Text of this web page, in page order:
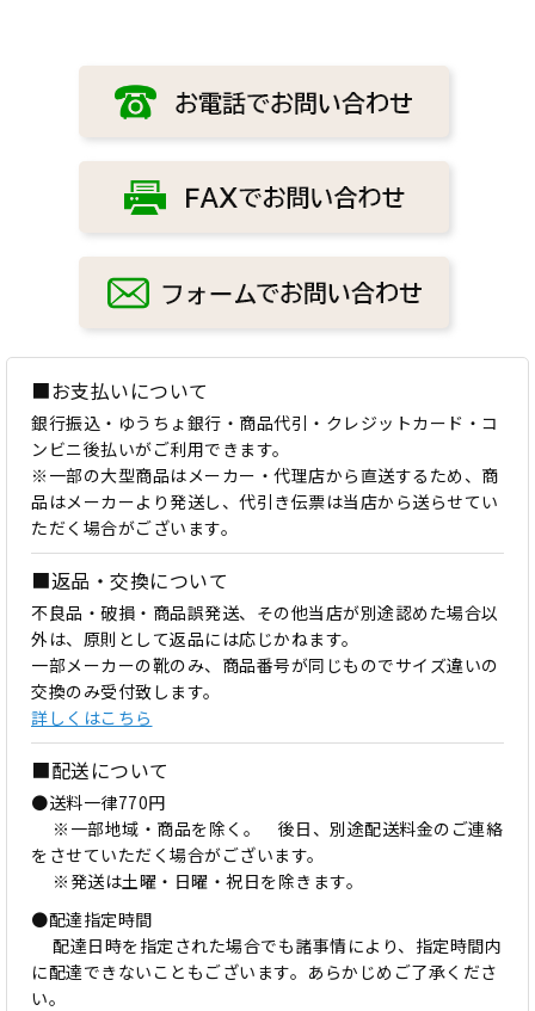
■お支払いについて
銀行振込・ゆうちょ銀行・商品代引・クレジットカード・コ
ンビニ後払いがご利用できます。
※一部の大型商品はメーカー・代理店から直送するため、商
品はメーカーより発送し、代引き伝票は当店から送らせてい
ただく場合がございます。
■返品・交換について
不良品・破損・商品誤発送、その他当店が別途認めた場合以
外は、原則として返品には応じかねます。
一部メーカーの靴のみ、商品番号が同じものでサイズ違いの
交換のみ受付致します。
詳しくはこちら
■配送について
●送料一律770円
※一部地域・商品を除く。 後日、別途配送料金のご連絡
をさせていただく場合がございます。
※発送は土曜・日曜・祝日を除きます。
●配達指定時間
配達日時を指定された場合でも諸事情により、指定時間内
に配達できないこともございます。あらかじめご了承くださ
い。